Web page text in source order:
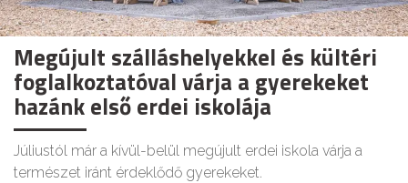
Megújult szálláshelyekkel és kültéri
foglalkoztatóval várja a gyerekeket
hazánk első erdei iskolája
Júliustól már a kívül-belül megújult erdei iskola várja a
természet iránt érdeklődő gyerekeket.